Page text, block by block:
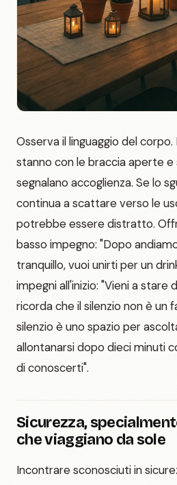
Osserva il linguaggio del
stanno con le braccia aperte e
segnalano accoglienza. Se lo
continua a scattare verso le
potrebbe essere distratto.
basso impegno: "Dopo
tranquillo, vuoi unirti per un
impegni all'inizio: "Vieni a stare
ricorda che il silenzio non è un
silenzio è uno spazio per
allontanarsi dopo dieci minuti
di conoscerti".
Sicurezza,
che viaggiano da sole
Incontrare sconosciuti in